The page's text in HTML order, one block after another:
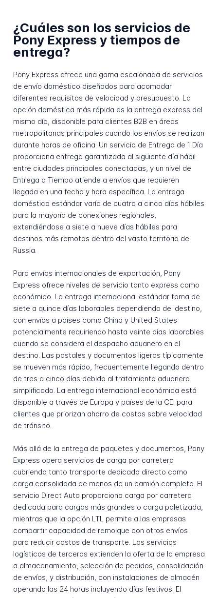
¿Cuáles son los servicios de
Pony Express y tiempos de
entrega?
Pony Express ofrece una gama escalonada de servicios
de envío doméstico diseñados para acomodar
diferentes requisitos de velocidad y presupuesto. La
opción doméstica más rápida es la entrega express del
mismo día, disponible para clientes B2B en áreas
metropolitanas principales cuando los envíos se realizan
durante horas de oficina. Un servicio de Entrega de 1 Día
proporciona entrega garantizada al siguiente día hábil
entre ciudades principales conectadas, y un nivel de
Entrega a Tiempo atiende a envíos que requieren
llegada en una fecha y hora específica. La entrega
doméstica estándar varía de cuatro a cinco días hábiles
para la mayoría de conexiones regionales,
extendiéndose a siete a nueve días hábiles para
destinos más remotos dentro del vasto territorio de
Russia.
Para envíos internacionales de exportación, Pony
Express ofrece niveles de servicio tanto express como
económico. La entrega internacional estándar toma de
siete a quince días laborables dependiendo del destino,
con envíos a países como China y United States
potencialmente requiriendo hasta veinte días laborables
cuando se considera el despacho aduanero en el
destino. Las postales y documentos ligeros típicamente
se mueven más rápido, frecuentemente llegando dentro
de tres a cinco días debido al tratamiento aduanero
simplificado. La entrega internacional económica está
disponible a través de Europa y países de la CEI para
clientes que priorizan ahorro de costos sobre velocidad
de tránsito.
Más allá de la entrega de paquetes y documentos, Pony
Express opera servicios de carga por carretera
cubriendo tanto transporte dedicado directo como
carga consolidada de menos de un camión completo. El
servicio Direct Auto proporciona carga por carretera
dedicada para cargas más grandes o carga paletizada,
mientras que la opción LTL permite a las empresas
compartir capacidad de remolque con otros envíos
para reducir costos de transporte. Los servicios
logísticos de terceros extienden la oferta de la empresa
a almacenamiento, selección de pedidos, consolidación
de envíos, y distribución, con instalaciones de almacén
operando las 24 horas incluyendo días festivos. El